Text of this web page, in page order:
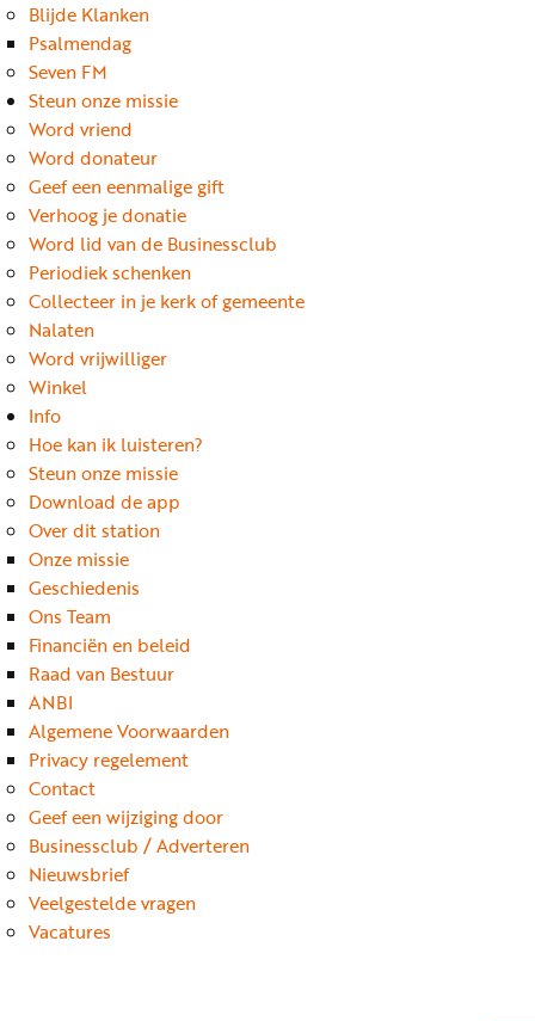
Blijde Klanken
Psalmendag
Seven FM
Steun onze missie
Word vriend
Word donateur
Geef een eenmalige gift
Verhoog je donatie
Word lid van de Businessclub
Periodiek schenken
Collecteer in je kerk of gemeente
Nalaten
Word vrijwilliger
Winkel
Info
Hoe kan ik luisteren?
Steun onze missie
Download de app
Over dit station
Onze missie
Geschiedenis
Ons Team
Financiën en beleid
Raad van Bestuur
ANBI
Algemene Voorwaarden
Privacy regelement
Contact
Geef een wijziging door
Businessclub / Adverteren
Nieuwsbrief
Veelgestelde vragen
Vacatures
Word
nu
vriend
Businessclub
Adverteren
Winkel
Privacy
reglement
Algemene
voorwaarden